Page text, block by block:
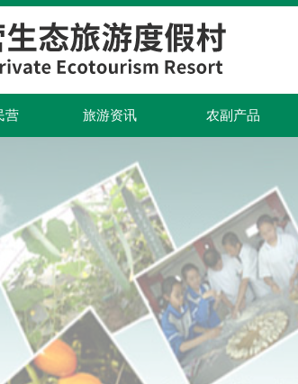
营
营
旅游资讯
旅游资讯
农副产品
农副产品